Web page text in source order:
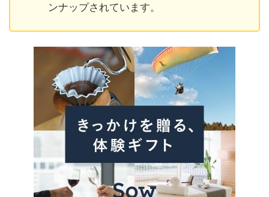
ンナップされています。